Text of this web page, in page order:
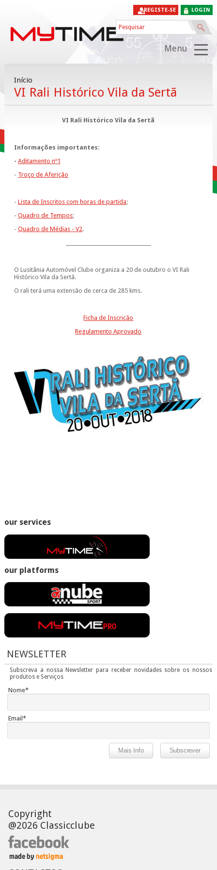
LOGIN
REGISTE-SE
Menu
Início
VI Rali Histórico Vila da Sertã
VI Rali Histórico Vila da Sertã
Informações importantes:
- Aditamento nº1
- Troço de Aferição
- Lista de Inscritos com horas de partida;
- Quadro de Tempos;
- Quadro de Médias - V2.
O Lusitânia Automóvel Clube organiza a 20 de outubro o VI Rali
Histórico Vila da Sertã.
O rali terá uma extensão de cerca de 285 kms.
Ficha de Inscrição
Regulamento Aprovado
our services
our platforms
NEWSLETTER
Subscreva a nossa Newsletter para receber novidades sobre os nossos
produtos e Serviços
Nome*
Email*
Copyright
@2026 Classicclube